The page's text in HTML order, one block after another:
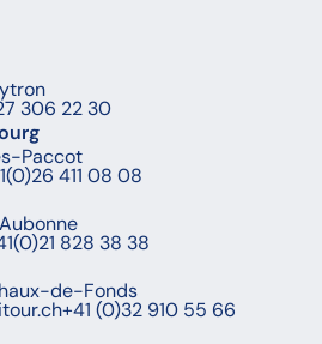
306 22 30
Paccot
411 08 08
828 38 38
de-Fonds
+41 (0)32 910 55 66